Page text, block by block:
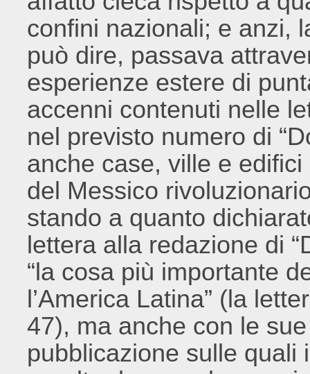
confini nazionali; e anzi,
può dire, passava
esperienze estere di
accenni contenuti nelle
nel previsto numero di
anche case, ville e
del Messico
stando a quanto
lettera alla redazione di
“la cosa più importante
l’America Latina” (la
47), ma anche con le
pubblicazione sulle quali